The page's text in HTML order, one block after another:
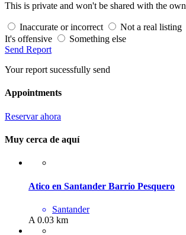
This is private and won't be shared with the
Inaccurate or incorrect Not a real listing
It's offensive
Something else
Send Report
Your report sucessfully send
Appointments
Reservar ahora
Muy cerca de aquí
Atico en Santander Barrio Pesquero
Santander
A 0.03 km